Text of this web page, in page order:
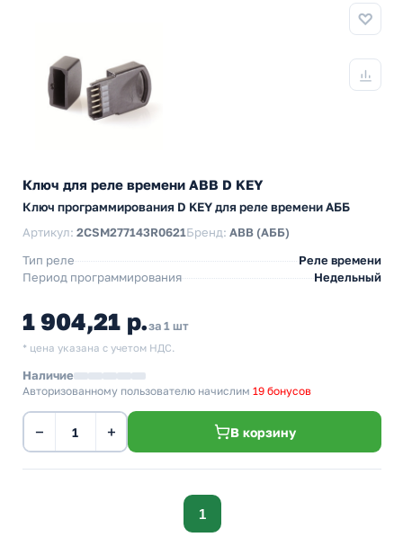
Ключ для реле времени ABB D KEY
Ключ программирования D KEY для реле времени АББ
Артикул: 2CSM277143R0621Бренд: ABB (АББ)
Тип реле
Реле времени
Период программирования
Недельный
1 904,21 р.за 1 шт
* цена указана с учетом НДС.
Наличие
Авторизованному пользователю начислим 19 бонусов
− + В корзину
1